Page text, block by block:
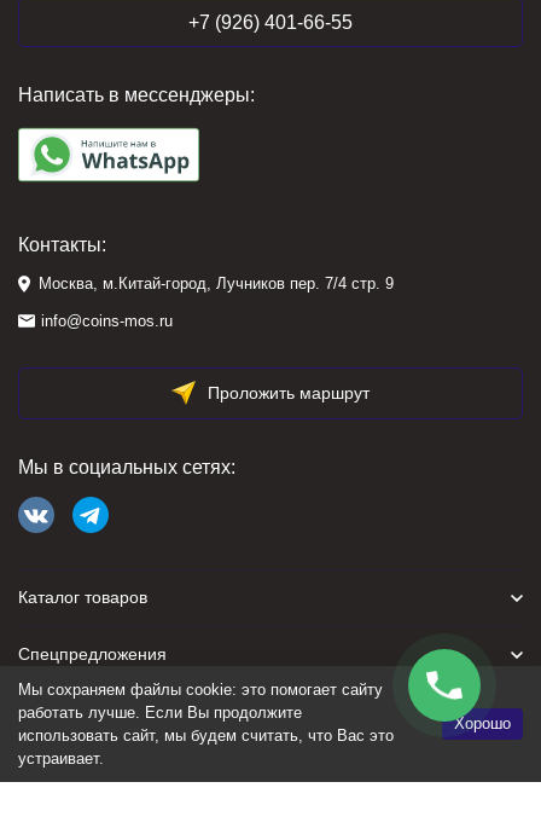
+7 (926) 401-66-55
Написать в мессенджеры:
Контакты:
Москва, м.Китай-город, Лучников пер. 7/4 стр. 9
info@coins-mos.ru
Проложить маршрут
Мы в социальных сетях:
Каталог товаров
Спецпредложения
Для покупателя
Политика персональных данных
Мы сохраняем файлы cookie: это помогает сайту
работать лучше. Если Вы продолжите
использовать сайт, мы будем считать, что Вас это
устраивает.
Хорошо